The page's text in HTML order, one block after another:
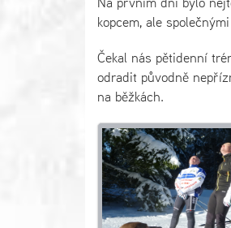
kopcem, ale
Čekal nás pětidenní
odradit původně
na běžkách.